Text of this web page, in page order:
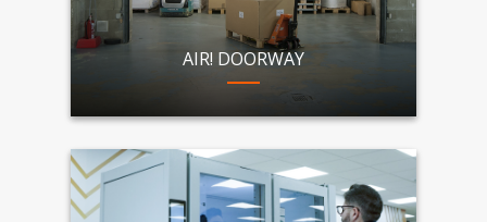
AIR! DOORWAY